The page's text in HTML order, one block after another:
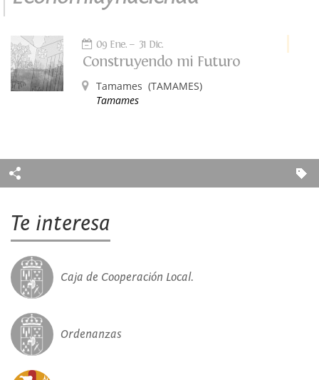
09 Ene. 31 Dic.
Construyendo mi Futuro
Tamames (TAMAMES)
Tamames
Te interesa
Caja de Cooperación Local.
Ordenanzas